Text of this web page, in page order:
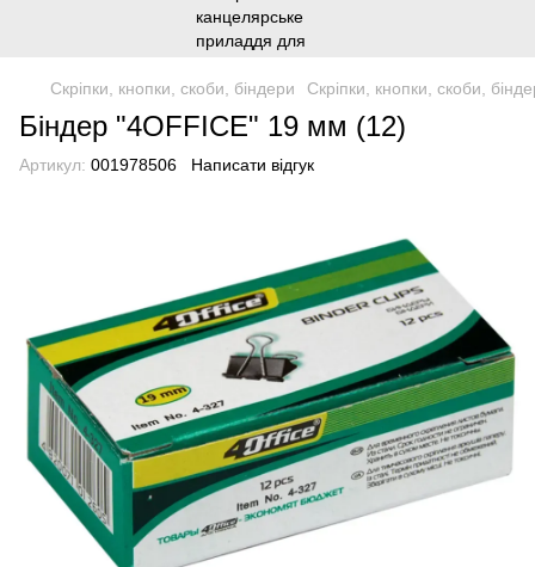
Скріпки, кнопки, скоби, біндери Скріпки, кнопки, скоби,
Біндер "4OFFICE" 19 мм (12)
Артикул: 001978506 Написати відгук